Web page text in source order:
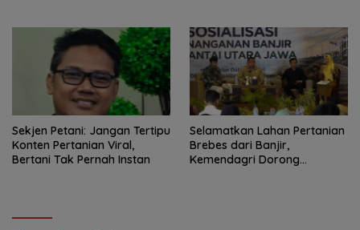
Sekjen Petani: Jangan Tertipu
Konten Pertanian Viral,
Bertani Tak Pernah Instan
Selamatkan Lahan Pertanian
Brebes dari Banjir,
Kemendagri Dorong